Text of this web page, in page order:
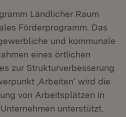
Ländlicher Raum
Förderprogramm. Das
und kommunale
eines örtlichen
zur Strukturverbesserung
‚Arbeiten‘ wird die
von Arbeitsplätzen in
unterstützt.